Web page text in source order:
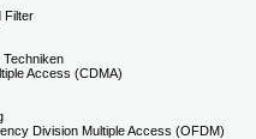
Filter
Access (CDMA)
Division Multiple Access (OFDM)